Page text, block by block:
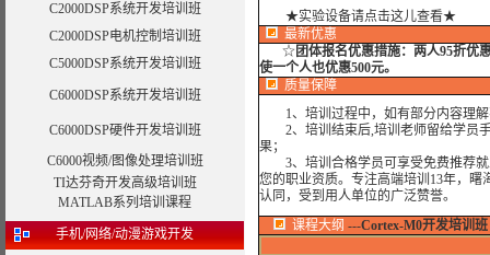
C2000DSP系统开发培训班
C2000DSP电机控制培训班
C5000DSP系统开发培训班
C6000DSP系统开发培训班
C6000DSP硬件开发培训班
C6000视频/图像处理培训班
TI达芬奇开发高级培训班
MATLAB系列培训课程
手机/网络/动漫游戏开发
★实验设备请点击这儿查看★
最新优惠
☆ 团体报名优惠措施： 两人95折优
使一个人也优惠500元。
质量保障
1、培训过程中，如有部分内容理解
2、培训结束后,培训老师留给学员手
果；
3、培训合格学员可享受免费推荐就
您的职业资质。专注高端培训13年，
认同，受到用人单位的广泛赞誉。
课程大纲 ---Cortex-M0开发培训班